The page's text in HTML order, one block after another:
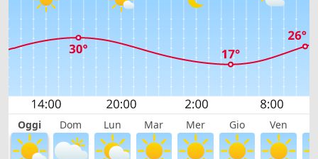
Oggi Dom Lun Mar Mer Gio Ven